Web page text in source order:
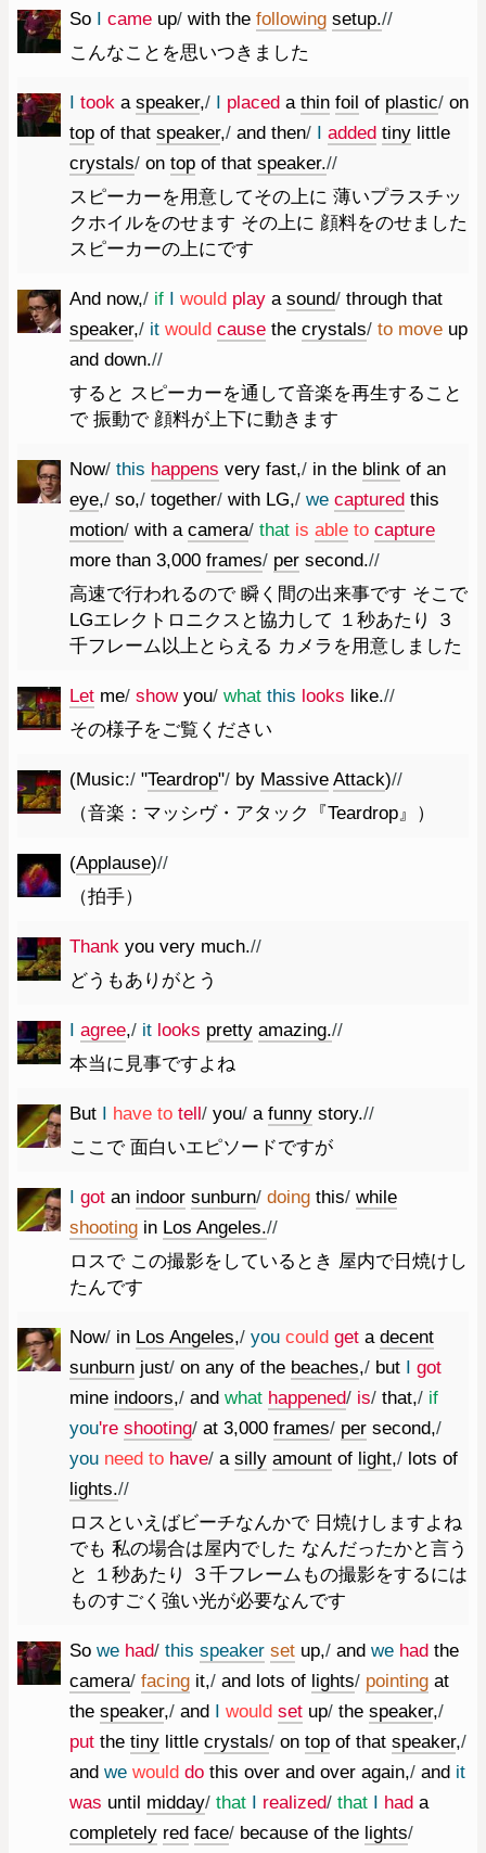
So I came up/ with the following setup.//
こんなことを思いつきました
I took a speaker,/ I placed a thin foil of plastic/ on
top of that speaker,/ and then/ I added tiny little
crystals/ on top of that speaker.//
スピーカーを用意してその上に 薄いプラスチッ
クホイルをのせます その上に 顔料をのせました
スピーカーの上にです
And now,/ if I would play a sound/ through that
speaker,/ it would cause the crystals/ to move up
and down.//
すると スピーカーを通して音楽を再生すること
で 振動で 顔料が上下に動きます
Now/ this happens very fast,/ in the blink of an
eye,/ so,/ together/ with LG,/ we captured this
motion/ with a camera/ that is able to capture
more than 3,000 frames/ per second.//
高速で行われるので 瞬く間の出来事です そこで
LGエレクトロニクスと協力して １秒あたり ３
千フレーム以上とらえる カメラを用意しました
Let me/ show you/ what this looks like.//
その様子をご覧ください
(Music:/ "Teardrop"/ by Massive Attack)//
（音楽：マッシヴ・アタック『Teardrop』）
(Applause)//
（拍手）
Thank you very much.//
どうもありがとう
I agree,/ it looks pretty amazing.//
本当に見事ですよね
But I have to tell/ you/ a funny story.//
ここで 面白いエピソードですが
I got an indoor sunburn/ doing this/ while
shooting in Los Angeles.//
ロスで この撮影をしているとき 屋内で日焼けし
たんです
Now/ in Los Angeles,/ you could get a decent
sunburn just/ on any of the beaches,/ but I got
mine indoors,/ and what happened/ is/ that,/ if
you're shooting/ at 3,000 frames/ per second,/
you need to have/ a silly amount of light,/ lots of
lights.//
ロスといえばビーチなんかで 日焼けしますよね
でも 私の場合は屋内でした なんだったかと言う
と １秒あたり ３千フレームもの撮影をするには
ものすごく強い光が必要なんです
So we had/ this speaker set up,/ and we had the
camera/ facing it,/ and lots of lights/ pointing at
the speaker,/ and I would set up/ the speaker,/
put the tiny little crystals/ on top of that speaker,/
and we would do this over and over again,/ and it
was until midday/ that I realized/ that I had a
completely red face/ because of the lights/